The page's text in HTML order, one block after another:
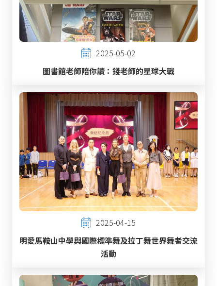
2025-05-02
圖書館老師陪你讀：錢老師的星球大戰
2025-04-15
明愛馬鞍山中學與國際標準舞及拉丁舞世界舞者交流
活動